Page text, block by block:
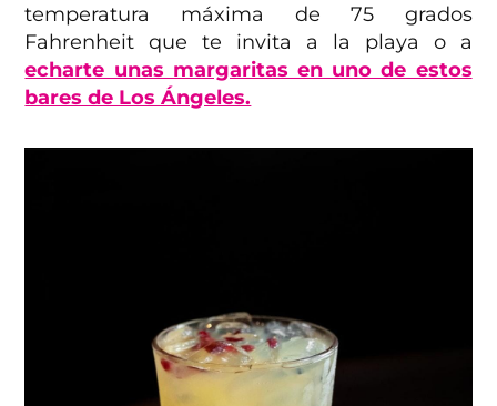
temperatura máxima de 75 grados
Fahrenheit que te invita a la playa o a
echarte unas margaritas en uno de estos
bares de Los Ángeles.